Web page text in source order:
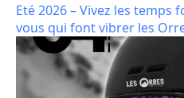
Eté 2026 – Vivez les
vous qui font vibrer les